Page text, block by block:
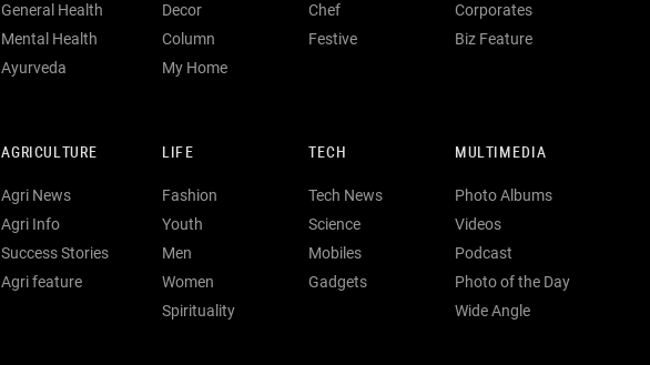
General Health
Mental Health
Ayurveda
Decor
Column
My Home
Chef
Festive
Corporates
Biz Feature
AGRICULTURE
Agri News
Agri Info
Success Stories
Agri feature
LIFE
Fashion
Youth
Men
Women
Spirituality
TECH
Tech News
Science
Mobiles
Gadgets
MULTIMEDIA
Photo Albums
Videos
Podcast
Photo of the Day
Wide Angle